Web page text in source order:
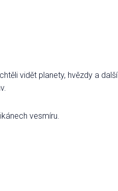
vidět planety, hvězdy a další
vesmíru.